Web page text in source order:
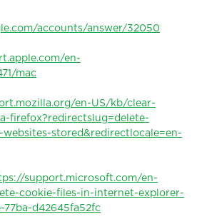
accounts/answer/32050
en-
mac
en-US/kb/clear-
firefox?redirectslug=delete-
stored&redirectlocale=en-
support.microsoft.com/en-
cookie-files-in-internet-explorer-
77ba-d42645fa52fc